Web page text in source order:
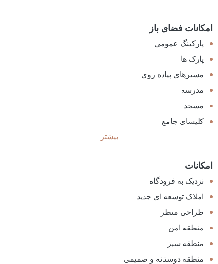
امکانات فضای باز
پارکینگ عمومی
پارک ها
مسیرهای پیاده روی
مدرسه
مسجد
کلیسای جامع
بیشتر
امکانات
نزدیک به فرودگاه
املاک توسعه ای جدید
طراحی منظر
منطقه امن
منطقه سبز
منطقه دوستانه و صمیمی